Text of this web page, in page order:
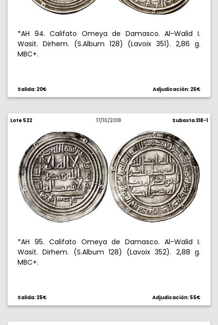
*AH 94. Califato Omeya de Damasco. Al-Walid I.
Wasit. Dirhem. (S.Album 128) (Lavoix 351). 2,86 g.
MBC+.
Salida: 20€ Adjudicación: 25€
Lote 522 17/10/2018 Subasta 318-1
*AH 95. Califato Omeya de Damasco. Al-Walid I.
Wasit. Dirhem. (S.Album 128) (Lavoix 352). 2,88 g.
MBC+.
Salida: 25€ Adjudicación: 55€